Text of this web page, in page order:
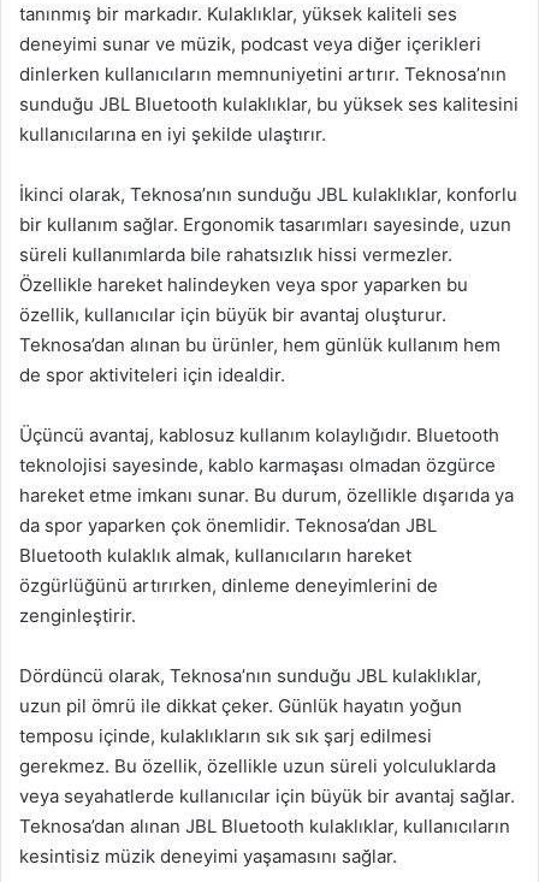
tanınmış bir markadır. Kulaklıklar, yüksek kaliteli ses
deneyimi sunar ve müzik, podcast veya diğer içerikleri
dinlerken kullanıcıların memnuniyetini artırır. Teknosa’nın
sunduğu JBL Bluetooth kulaklıklar, bu yüksek ses kalitesini
kullanıcılarına en iyi şekilde ulaştırır.
İkinci olarak, Teknosa’nın sunduğu JBL kulaklıklar, konforlu
bir kullanım sağlar. Ergonomik tasarımları sayesinde, uzun
süreli kullanımlarda bile rahatsızlık hissi vermezler.
Özellikle hareket halindeyken veya spor yaparken bu
özellik, kullanıcılar için büyük bir avantaj oluşturur.
Teknosa’dan alınan bu ürünler, hem günlük kullanım hem
de spor aktiviteleri için idealdir.
Üçüncü avantaj, kablosuz kullanım kolaylığıdır. Bluetooth
teknolojisi sayesinde, kablo karmaşası olmadan özgürce
hareket etme imkanı sunar. Bu durum, özellikle dışarıda ya
da spor yaparken çok önemlidir. Teknosa’dan JBL
Bluetooth kulaklık almak, kullanıcıların hareket
özgürlüğünü artırırken, dinleme deneyimlerini de
zenginleştirir.
Dördüncü olarak, Teknosa’nın sunduğu JBL kulaklıklar,
uzun pil ömrü ile dikkat çeker. Günlük hayatın yoğun
temposu içinde, kulaklıkların sık sık şarj edilmesi
gerekmez. Bu özellik, özellikle uzun süreli yolculuklarda
veya seyahatlerde kullanıcılar için büyük bir avantaj sağlar.
Teknosa’dan alınan JBL Bluetooth kulaklıklar, kullanıcıların
kesintisiz müzik deneyimi yaşamasını sağlar.